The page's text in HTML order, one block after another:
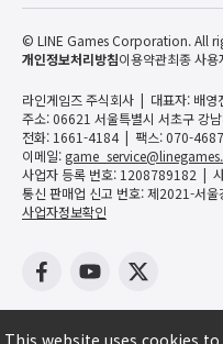
© LINE Games Corporation. All
개인정보처리방침이용약관최종 사
라인게임즈 주식회사
대표자: 배영
주소: 06621 서울특별시 서초구 강
전화: 1661-4184
팩스: 070-
이메일:
사업자 등록 번호: 1208789182
통신 판매업 신고 번호: 제2021-서
사업자정보확인
This website uses cookies